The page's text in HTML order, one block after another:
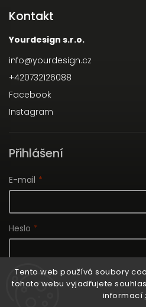
Tento web používá soubory
tohoto webu vyjadřujete
informací
Kontakt
Yourdesign s.r.o.
info@yourdesign.cz
+420732126088
Facebook
Instagram
Přihlášení
E-mail
Heslo
Nová registrace